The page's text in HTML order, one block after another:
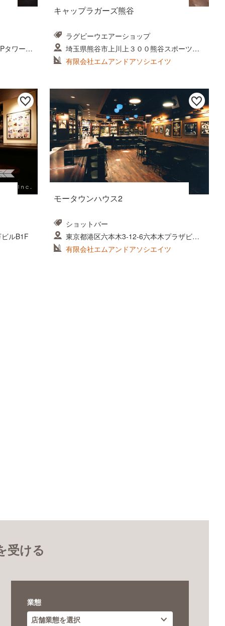
タワーB
キャップラガーズ熊谷
ラグビーウエアーショップ
埼玉県熊谷市上川上３００熊谷スポーツ公
園内
有限会社エムアンドアソシエイツ
ルB1F
モータウンハウス2
ショットバー
東京都港区六本木3-12-6六本木プラザビルB
1F
有限会社エムアンドアソシエイツ
受ける
業態